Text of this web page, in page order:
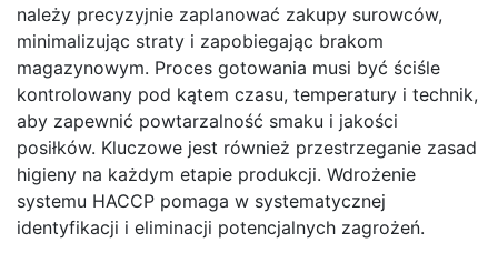
należy precyzyjnie zaplanować zakupy surowców,
minimalizując straty i zapobiegając brakom
magazynowym. Proces gotowania musi być ściśle
kontrolowany pod kątem czasu, temperatury i technik,
aby zapewnić powtarzalność smaku i jakości
posiłków. Kluczowe jest również przestrzeganie zasad
higieny na każdym etapie produkcji. Wdrożenie
systemu HACCP pomaga w systematycznej
identyfikacji i eliminacji potencjalnych zagrożeń.